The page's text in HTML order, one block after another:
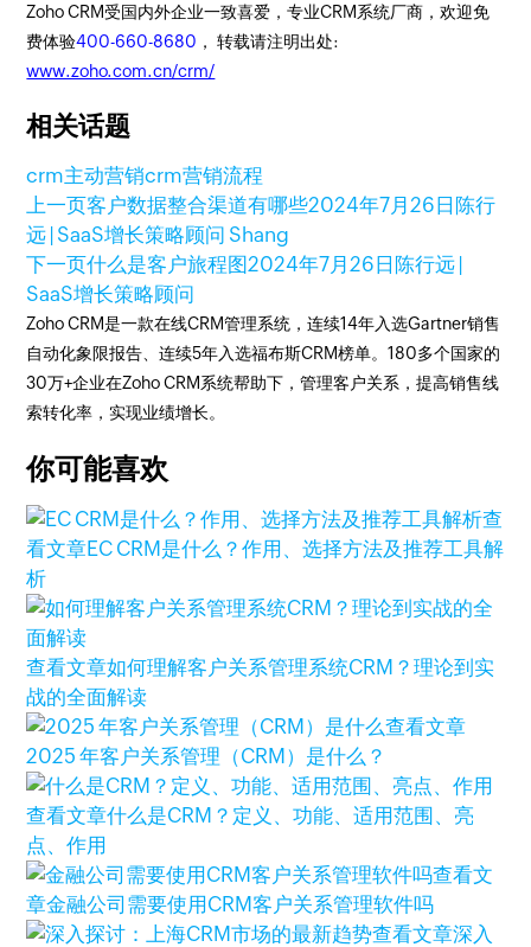
Zoho CRM受国内外企业一致喜爱，专业CRM系统厂商，欢迎免
费体验400-660-8680 ， 转载请注明出处:
www.zoho.com.cn/crm/
相关话题
crm主动营销crm营销流程
上一页客户数据整合渠道有哪些2024年7月26日 陈行
远 | SaaS增长策略顾问 Shang
下一页什么是客户旅程图2024年7月26日 陈行远 |
SaaS增长策略顾问
Zoho CRM是一款在线CRM管理系统，连续14年入选Gartner销售
自动化象限报告、连续5年入选福布斯CRM榜单。180多个国家的
30万+企业在Zoho CRM系统帮助下，管理客户关系，提高销售线
索转化率，实现业绩增长。
你可能喜欢
查
看文章EC CRM是什么？作用、选择方法及推荐工具解
析
查看文章如何理解客户关系管理系统CRM？理论到实
战的全面解读
查看文章
2025 年客户关系管理（CRM）是什么？
查看文章什么是CRM？定义、功能、适用范围、亮
点、作用
查看文
章金融公司需要使用CRM客户关系管理软件吗
查看文章深入